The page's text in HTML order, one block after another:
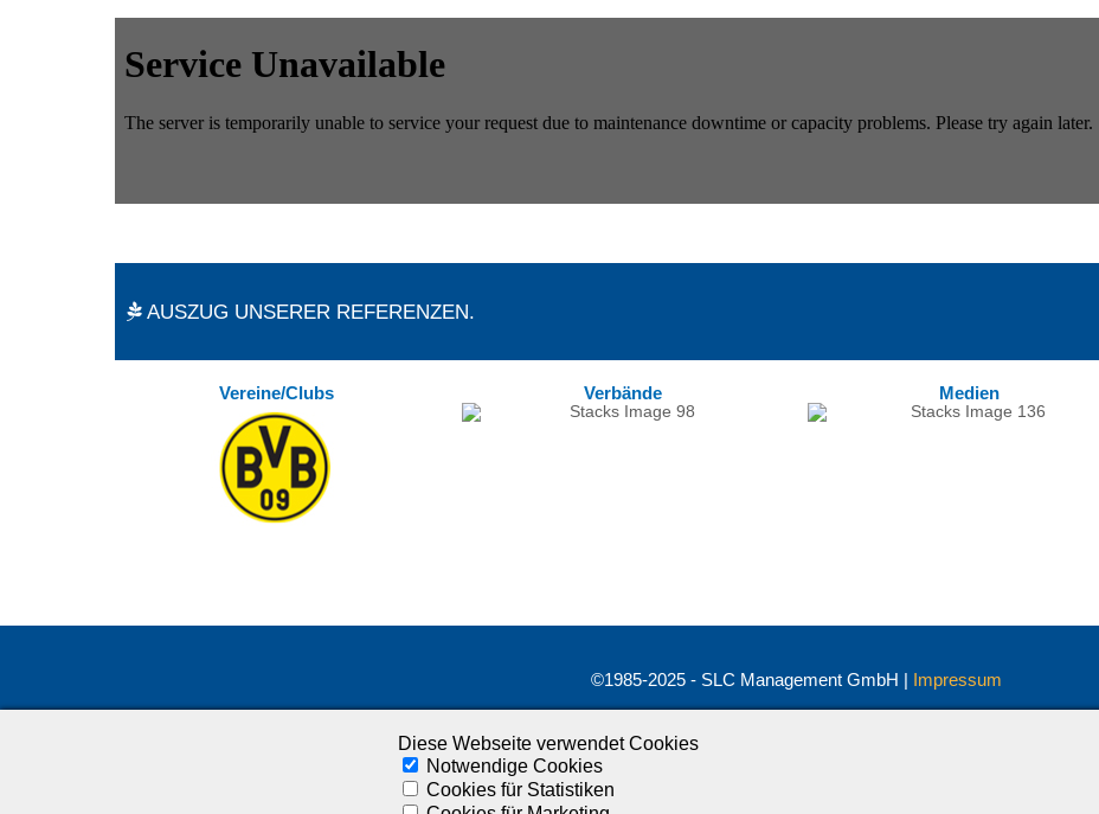
AUSZUG UNSERER REFERENZEN.
Vereine/Clubs Verbände Medien
©1985-2025 - SLC Management GmbH | Impressum
Treten Sie in Kontakt mit uns und bleiben Sie auf dem Laufenden:
Diese Webseite verwendet Cookies
Notwendige Cookies
Cookies für Statistiken